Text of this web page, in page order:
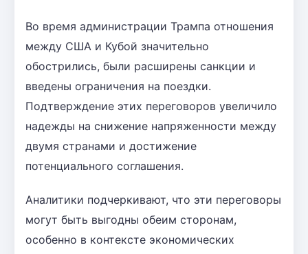
Во время администрации Трампа отношения
между США и Кубой значительно
обострились, были расширены санкции и
введены ограничения на поездки.
Подтверждение этих переговоров увеличило
надежды на снижение напряженности между
двумя странами и достижение
потенциального соглашения.
Аналитики подчеркивают, что эти переговоры
могут быть выгодны обеим сторонам,
особенно в контексте экономических